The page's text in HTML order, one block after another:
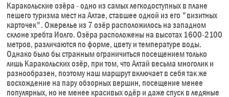
Каракольские озёра - одно из самых легкодоступных в плане
пешего туризма мест на Алтае, ставшее одной из его "визитных
карточек". Ожерелье из 7 озёр расположилось на западном
склоне хребта Иолго. Озёра расположены на высотах 1600-2100
метров, различаются по форме, цвету и температуре воды.
Однако было бы странным ограничиться посещением только
лишь Каракольских озёр, при том, что Алтай весьма многолик и
разнообразен, поэтому наш маршрут включает в себя так же
восхождение на пару обзорных вершин, посещение менее
популярных, но не менее красивых одёр и даже спуск в ледяные